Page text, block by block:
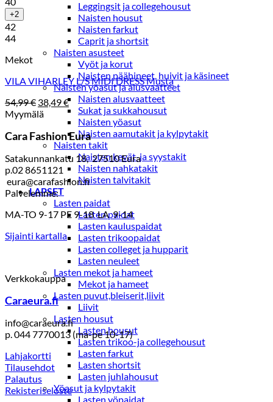
Leggingsit ja collegehousut
Naisten housut
Naisten farkut
Caprit ja shortsit
Naisten asusteet
Vyöt ja korut
Naisten päähineet, huivit ja käsineet
Naisten yöasut ja alusvaatteet
Naisten alusvaatteet
Sukat ja sukkahousut
Naisten yöasut
Naisten aamutakit ja kylpytakit
Naisten takit
Naisten kevät-ja syystakit
Naisten nahkatakit
Naisten talvitakit
LAPSET
Lasten paidat
Lasten paidat
Lasten kauluspaidat
Lasten trikoopaidat
Lasten colleget ja hupparit
Lasten neuleet
Lasten mekot ja hameet
Mekot ja hameet
Lasten puvut,bleiserit,liivit
Liivit
Lasten housut
Lasten housut
Lasten trikoo-ja collegehousut
Lasten farkut
Lasten shortsit
Lasten juhlahousut
Yöasut ja kylpytakit
Lasten yöpaidat
+2
42
44
Mekot
VILA VIHARLEY L/S MIDI DRESS Musta
54,99€ Alkuperäinen
hinta
54,99 €.
38,49€Nykyinen
hinta
on:
38,49 €.
Myymälä
Cara Fashion Eura
Satakunnankatu 18, 27510 Eura
p.02 8651121
eura@carafashion.fi
Palvelemme:
MA-TO 9-17 PE 9-18 LA 9-14
Sijainti kartalla
Verkkokauppa
Caraeura.fi
info@caraeura.fi
p. 044 7770013 (ma-pe 10-17)
Lahjakortti
Tilausehdot
Palautus
Rekisteriseloste